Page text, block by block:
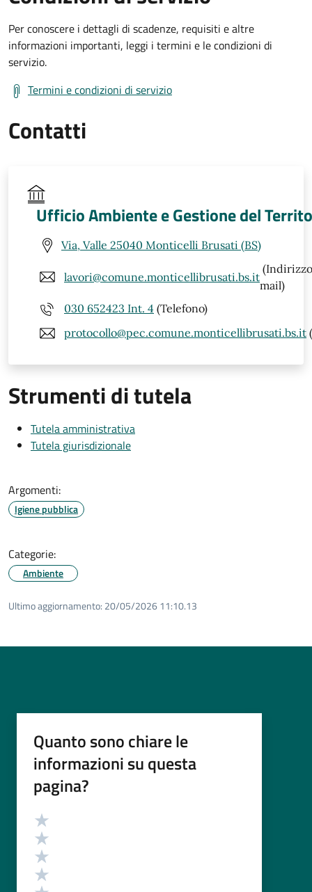
Per conoscere i dettagli di scadenze, requisiti e altre
informazioni importanti, leggi i termini e le condizioni di
servizio.
Termini e condizioni di servizio
Contatti
Ufficio Ambiente e Gestione del
Via, Valle 25040 Monticelli Brusati (BS)
lavori@comune.monticellibrusati.bs.it
(Indirizzo
mail)
030 652423 Int. 4 (Telefono)
protocollo@pec.comune.monticellibrusati.bs.it
Strumenti di tutela
Tutela amministrativa
Tutela giurisdizionale
Argomenti:
Igiene pubblica
Categorie:
Ambiente
Ultimo aggiornamento: 20/05/2026 11:10.13
Quanto sono chiare le
informazioni su questa
pagina?
Valutazione